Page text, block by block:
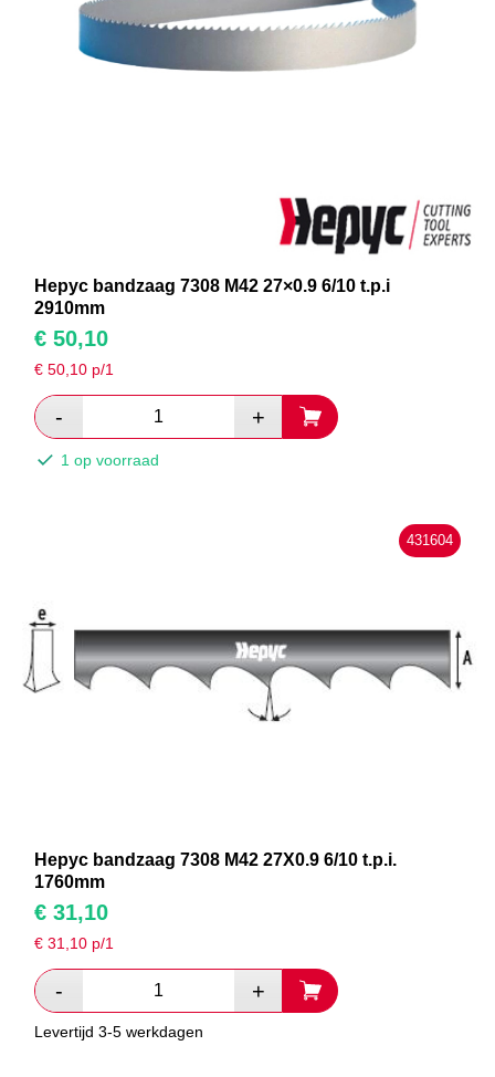
Hepyc bandzaag 7308 M42 27×0.9 6/10 t.p.i
2910mm
€ 50,10
€50,10 p/1
1 op voorraad
431604
Hepyc bandzaag 7308 M42 27X0.9 6/10 t.p.i.
1760mm
€ 31,10
€31,10 p/1
Levertijd 3-5 werkdagen